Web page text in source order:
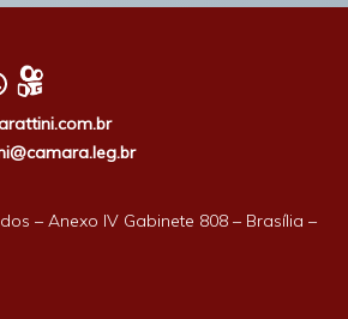
– Anexo IV Gabinete 808 – Brasília –